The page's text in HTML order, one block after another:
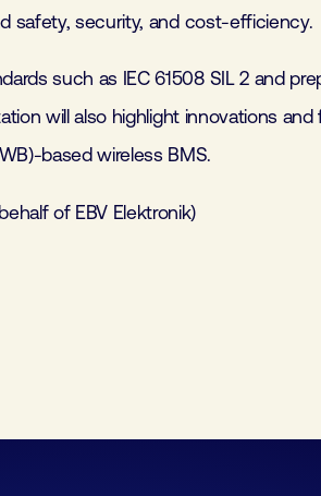
safety, security, and cost-efficiency.
such as IEC 61508 SIL 2 and
will also highlight innovations
based wireless BMS.
of EBV Elektronik)